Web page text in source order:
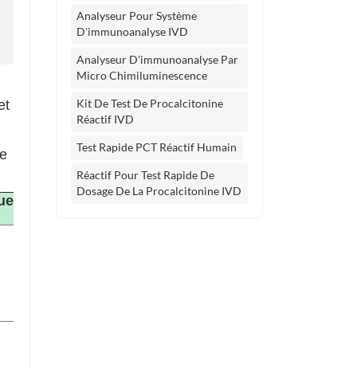
Analyseur Pour Système
D'immunoanalyse IVD
Analyseur D'immunoanalyse Par
Micro Chimiluminescence
Kit De Test De Procalcitonine
Réactif IVD
Test Rapide PCT Réactif Humain
Réactif Pour Test Rapide De
Dosage De La Procalcitonine IVD